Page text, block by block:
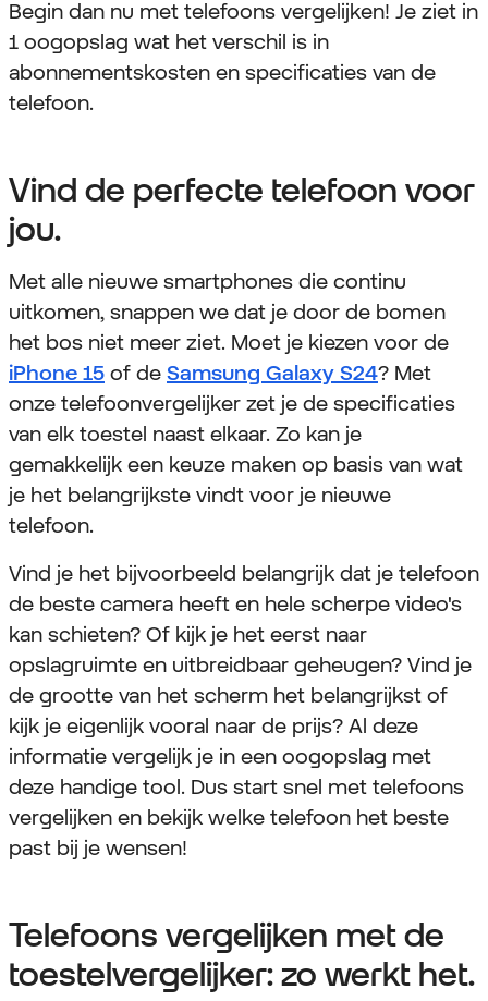
Begin dan nu met telefoons vergelijken! Je ziet in
1 oogopslag wat het verschil is in
abonnementskosten en specificaties van de
telefoon.
Vind de perfecte telefoon voor
jou.
Met alle nieuwe smartphones die continu
uitkomen, snappen we dat je door de bomen
het bos niet meer ziet. Moet je kiezen voor de
iPhone 15 of de Samsung Galaxy S24? Met
onze telefoonvergelijker zet je de specificaties
van elk toestel naast elkaar. Zo kan je
gemakkelijk een keuze maken op basis van wat
je het belangrijkste vindt voor je nieuwe
telefoon.
Vind je het bijvoorbeeld belangrijk dat je telefoon
de beste camera heeft en hele scherpe video's
kan schieten? Of kijk je het eerst naar
opslagruimte en uitbreidbaar geheugen? Vind je
de grootte van het scherm het belangrijkst of
kijk je eigenlijk vooral naar de prijs? Al deze
informatie vergelijk je in een oogopslag met
deze handige tool. Dus start snel met telefoons
vergelijken en bekijk welke telefoon het beste
past bij je wensen!
Telefoons vergelijken met de
toestelvergelijker: zo werkt het.